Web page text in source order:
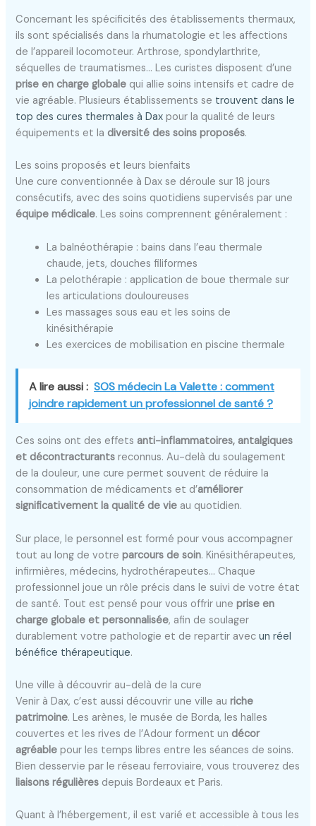
Concernant les spécificités des établissements thermaux,
ils sont spécialisés dans la rhumatologie et les affections
de l’appareil locomoteur. Arthrose, spondylarthrite,
séquelles de traumatismes… Les curistes disposent d’une
prise en charge globale qui allie soins intensifs et cadre de
vie agréable. Plusieurs établissements se trouvent dans le
top des cures thermales à Dax pour la qualité de leurs
équipements et ladiversité des soins proposés.
Les soins proposés et leurs bienfaits
Une cure conventionnée à Dax se déroule sur 18 jours
consécutifs, avec des soins quotidiens supervisés par une
équipe médicale. Les soins comprennent généralement :
La balnéothérapie : bains dans l’eau thermale
chaude, jets, douches filiformes
La pelothérapie : application de boue thermale sur
les articulations douloureuses
Les massages sous eau et les soins de
kinésithérapie
Les exercices de mobilisation en piscine thermale
A lire aussi : SOS médecin La Valette : comment
joindre rapidement un professionnel de santé ?
Ces soins ont des effets anti-inflammatoires, antalgiques
et décontracturants reconnus. Au-delà du soulagement
de la douleur, une cure permet souvent de réduire la
consommation de médicaments et d’améliorer
significativement la qualité de vie au quotidien.
Sur place, le personnel est formé pour vous accompagner
tout au long de votreparcours de soin. Kinésithérapeutes,
infirmières, médecins, hydrothérapeutes… Chaque
professionnel joue un rôle précis dans le suivi de votre état
de santé. Tout est pensé pour vous offrir uneprise en
charge globale et personnalisée, afin de soulager
durablement votre pathologie et de repartir avecun réel
bénéfice thérapeutique.
Une ville à découvrir au-delà de la cure
Venir à Dax, c’est aussi découvrir une ville auriche
patrimoine. Les arènes, le musée de Borda, les halles
couvertes et les rives de l’Adour forment undécor
agréable pour les temps libres entre les séances de soins.
Bien desservie par le réseau ferroviaire, vous trouverez des
liaisons régulières depuis Bordeaux et Paris.
Quant à l’hébergement, il est varié et accessible à tous les